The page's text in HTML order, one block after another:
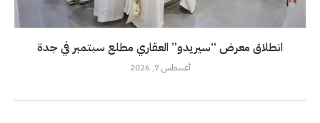
انطلاق معرض “سيريدو” العقاري مطلع سبتمبر في جدة
أغسطس 7, 2026